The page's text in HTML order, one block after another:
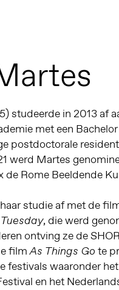
studeerde in 2013 af
met een
postdoctorale
werd Martes
de Rome Beeldende
studie af met de
, die werd
ontving ze de
filmAs Things Go te
festivals waaronder
en het